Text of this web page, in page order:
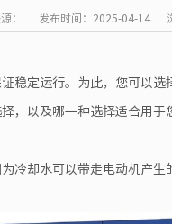
： 发布时间：2025-04-14
稳定运行。为此，您可以
，以及哪一种选择适合用于
冷却水可以带走电动机产生